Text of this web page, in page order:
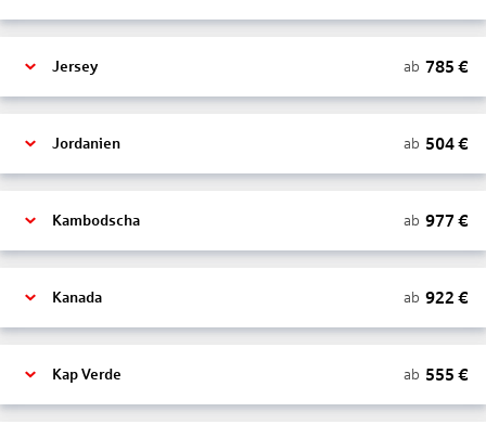
Jersey ab 785 €
Jordanien ab 504€
Kambodscha ab 977 €
Kanada ab 922 €
Kap Verde ab 555 €